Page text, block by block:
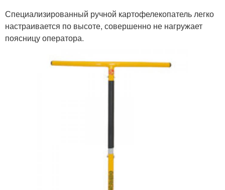
Специализированный ручной картофелекопатель легко
настраивается по высоте, совершенно не нагружает
поясницу оператора.